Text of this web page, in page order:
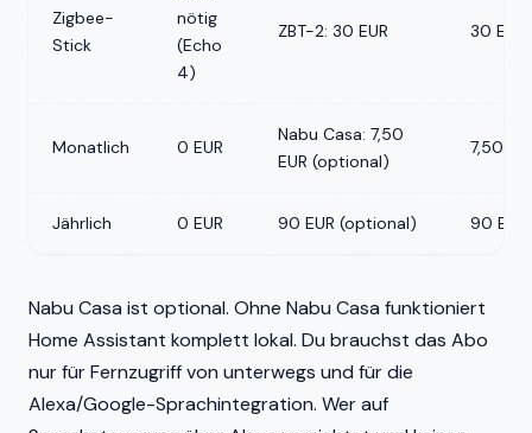
Zigbee-
Stick
nötig
(Echo
4)
ZBT-2: 30 EUR 30 EUR
Monatlich 0 EUR
Nabu Casa: 7,50
EUR (optional)
7,50
Jährlich 0 EUR 90 EUR (optional) 90
Nabu Casa ist optional. Ohne Nabu Casa funktioniert
Home Assistant komplett lokal. Du brauchst das Abo
nur für Fernzugriff von unterwegs und für die
Alexa/Google-Sprachintegration. Wer auf